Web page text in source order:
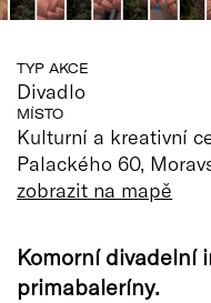
TYP AKCE
Divadlo
MÍSTO
Kulturní a kreativní
Palackého 60,
zobrazit na mapě
Komorní divadelní
primabaleríny.